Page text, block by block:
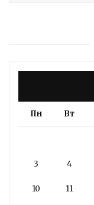
Пн Вт
3 4
10 11